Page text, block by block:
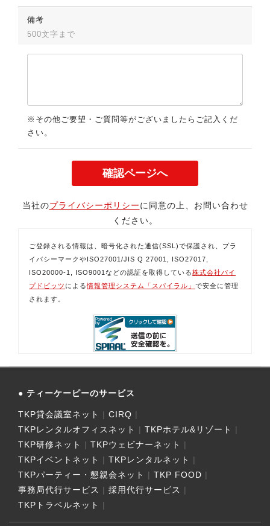
備考
500文字まで
※その他ご要望・ご質問等がございましたらご記入くだ
さい。
当社のプライバシーポリシーに同意の上、お問い合わせ
ください。
ご登録される情報は、暗号化された通信(SSL)で保護され、プラ
イバシーマークやISO27001/JIS Q 27001, ISO27017,
ISO20000-1, ISO9001などの認証を取得している株式会社パイ
プドビッツ による情報管理システム「スパイラル」 で安全に管理
されます。
ティーケーピーのサービス
TKP貸会議室ネット
CIRQ
TKPレンタルオフィスネット
TKPホテル&リゾート
TKP研修ネット
TKPウェビナーネット
TKPイベントネット
TKPレンタルネット
TKPパーティー・懇親会ネット
TKP FOOD
事務局代行サービス
採用代行サービス
TKPトラベルネット